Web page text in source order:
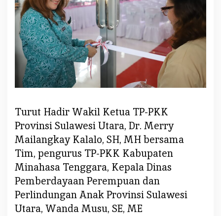
l
a
j
a
r
L
R
D
e
s
a
T
o
m
b
a
Turut Hadir Wakil Ketua TP-PKK
Provinsi Sulawesi Utara, Dr. Merry
Mailangkay Kalalo, SH, MH bersama
Tim, pengurus TP-PKK Kabupaten
Minahasa Tenggara, Kepala Dinas
Pemberdayaan Perempuan dan
Perlindungan Anak Provinsi Sulawesi
Utara, Wanda Musu, SE, ME